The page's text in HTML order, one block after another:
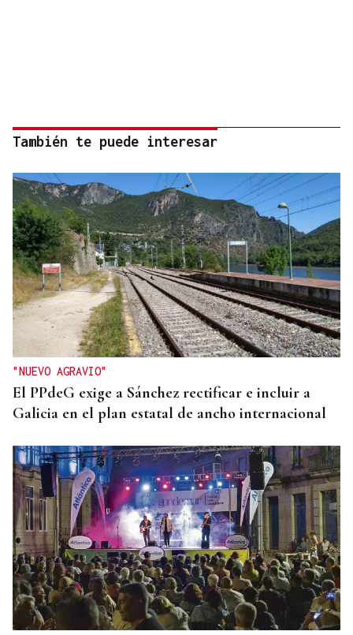
También te puede interesar
"NUEVO AGRAVIO"
El PPdeG exige a Sánchez rectificar e incluir a
Galicia en el plan estatal de ancho internacional